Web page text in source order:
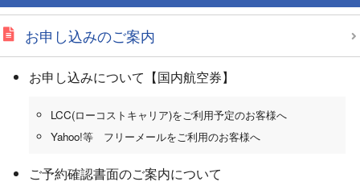
お申し込みのご案内
お申し込みについて【国内航空券】
LCC(ローコストキャリア)をご利用予定のお客様へ
Yahoo!等 フリーメールをご利用のお客様へ
ご予約確認書面のご案内について